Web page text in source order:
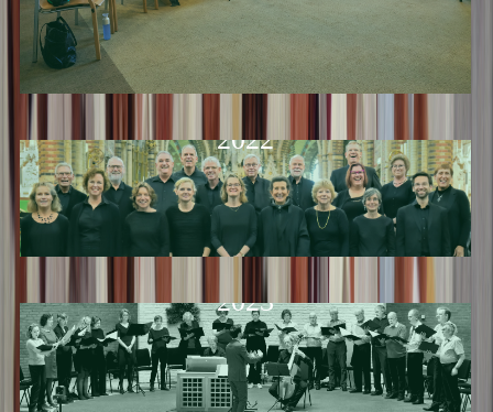
2022
2023